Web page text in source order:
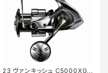
23 ヴァンキッシュ C5000XG